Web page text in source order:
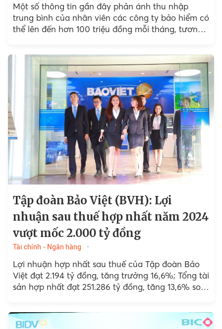
Một số thông tin gần đây phản ánh thu nhập
trung bình của nhân viên các công ty bảo hiểm có
thể lên đến hơn 100 triệu đồng mỗi tháng, tương
Tập đoàn Bảo Việt (BVH): Lợi
nhuận sau thuế hợp nhất năm 2024
vượt mốc 2.000 tỷ đồng
Tài chính - Ngân hàng
Lợi nhuận hợp nhất sau thuế của Tập đoàn Bảo
Việt đạt 2.194 tỷ đồng, tăng trưởng 16,6%; Tổng tài
sản hợp nhất đạt 251.286 tỷ đồng, tăng 13,6% so